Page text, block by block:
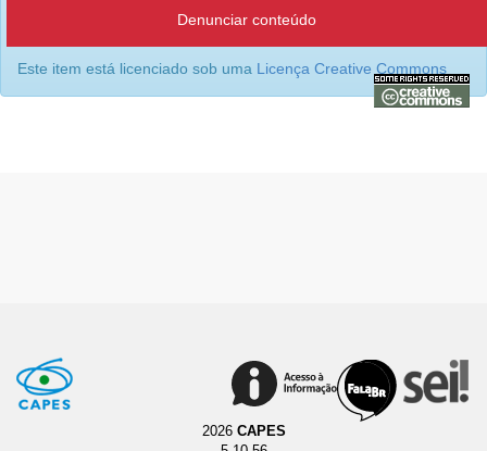
Denunciar conteúdo
Este item está licenciado sob uma Licença Creative Commons
2026 CAPES